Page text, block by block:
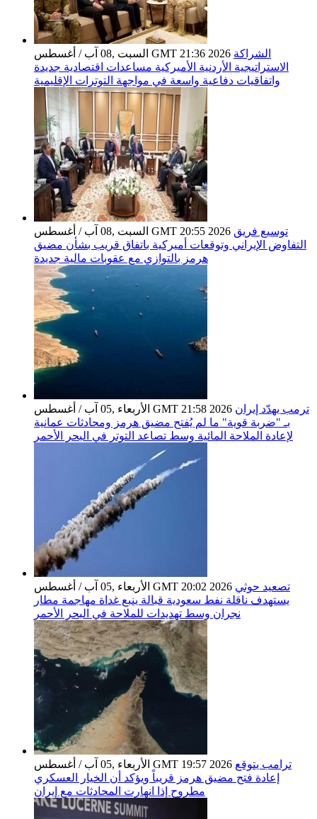
السبت ,08 آب / أغسطس GMT 21:36 2026 الشراكة
الاستراتيجية الأردنية الأميركية مساعدات اقتصادية جديدة
واتفاقيات دفاعية واسعة في مواجهة التوترات الإقليمية
السبت ,08 آب / أغسطس GMT 20:55 2026 توسيع فريق
التفاوض الإيراني وتوقعات أميركية باتفاق قريب بشأن مضيق
هرمز بالتوازي مع عقوبات مالية جديدة
الأربعاء ,05 آب / أغسطس GMT 21:58 2026 ترمب يهدّد إيران
بـ "ضربة قوية" ما لم يُفتح مضيق هرمز ومحادثات عمانية
لإعادة الملاحة المائية وسط تصاعد التوتر في البحر الأحمر
الأربعاء ,05 آب / أغسطس GMT 20:02 2026 تصعيد حوثي
يستهدف ناقلة نفط سعودية قبالة ينبع غداة مهاجمة مطار
نجران وسط تهديدات للملاحة في البحر الأحمر
الأربعاء ,05 آب / أغسطس GMT 19:57 2026 ترامب يتوقع
إعادة فتح مضيق هرمز قريباً ويؤكد أن الخيار العسكري
مطروح إذا انهارت المحادثات مع إيران